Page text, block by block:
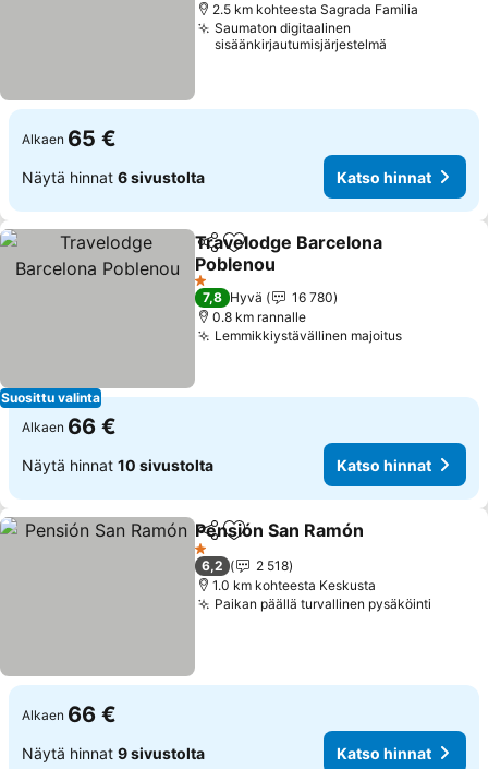
2.5 km kohteesta Sagrada Familia
Saumaton digitaalinen
sisäänkirjautumisjärjestelmä
Alkaen 65 €
Näytä hinnat 6 sivustolta Katso hinnat
Suosittu valinta
Jaa Lisää suosikkeihin
Travelodge Barcelona
Poblenou
1 Tähtiluokitus
7,8 Hyvä
16 780
0.8 km rannalle
Lemmikkiystävällinen majoitus
Alkaen 66 €
Näytä hinnat 10 sivustolta Katso hinnat
Jaa Lisää suosikkeihin
Pensión San Ramón
1 Tähtiluokitus
6,2
2 518
1.0 km kohteesta Keskusta
Paikan päällä turvallinen pysäköinti
Alkaen 66 €
Näytä hinnat 9 sivustolta Katso hinnat